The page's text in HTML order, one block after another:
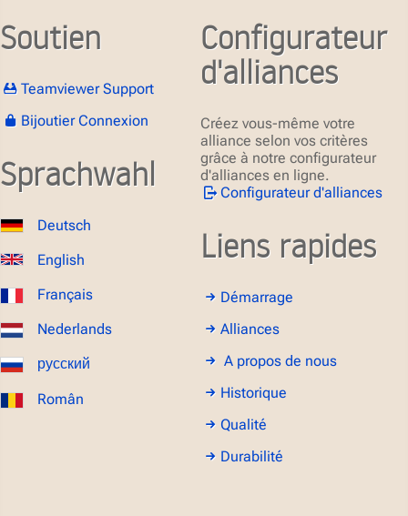
Soutien
Teamviewer Support
Bijoutier Connexion
Sprachwahl
Deutsch
English
Français
Nederlands
русский
Român
Configurateur
d'alliances
Créez vous-même votre
alliance selon vos critères
grâce à notre configurateur
d'alliances en ligne.
Configurateur d'alliances
Liens rapides
Démarrage
Alliances
A propos de nous
Historique
Qualité
Durabilité